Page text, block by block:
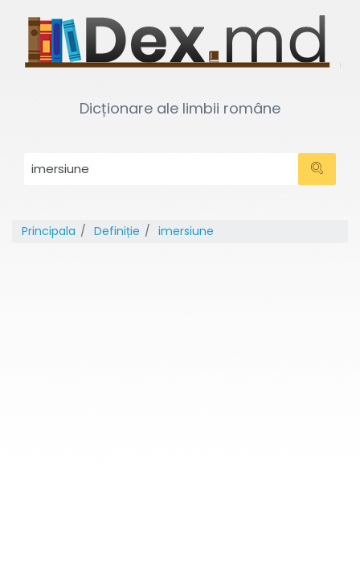
Dicționare ale limbii române
Principala Definiție imersiune